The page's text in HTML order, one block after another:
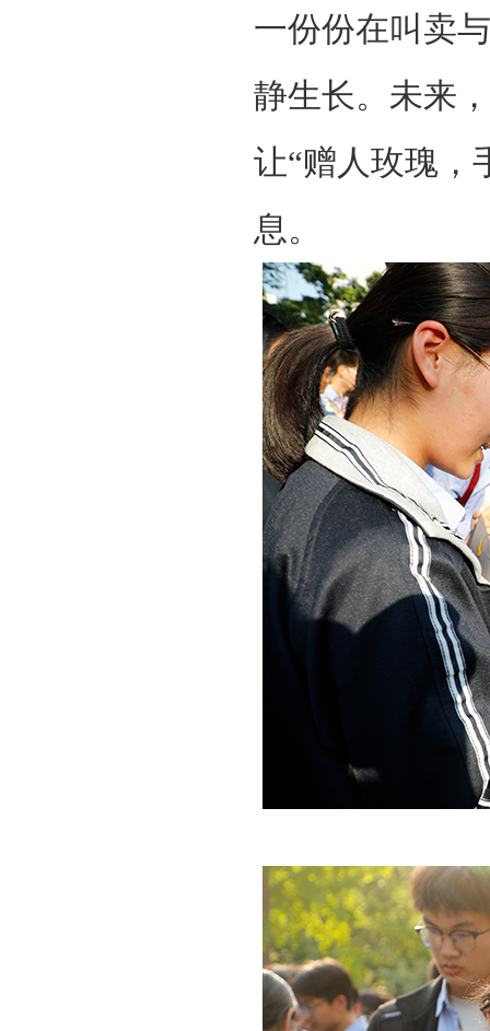
一份份在叫卖
静生长。未来
让“赠人玫瑰，
息。